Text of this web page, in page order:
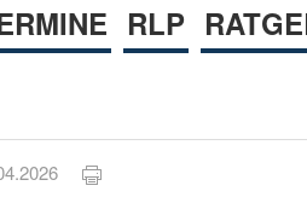
RLP